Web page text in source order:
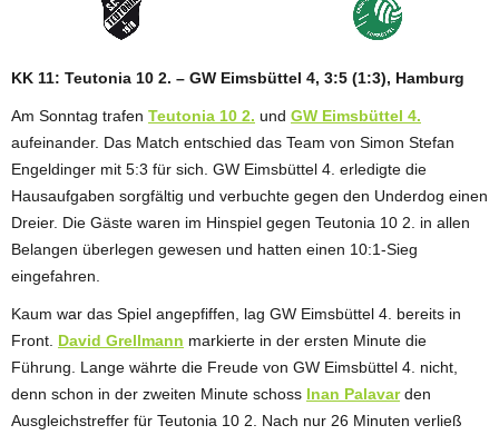
KK 11: Teutonia 10 2. – GW Eimsbüttel 4, 3:5 (1:3), Hamburg
Am Sonntag trafen Teutonia 10 2. und GW Eimsbüttel 4.
aufeinander. Das Match entschied das Team von Simon Stefan
Engeldinger mit 5:3 für sich. GW Eimsbüttel 4. erledigte die
Hausaufgaben sorgfältig und verbuchte gegen den Underdog einen
Dreier. Die Gäste waren im Hinspiel gegen Teutonia 10 2. in allen
Belangen überlegen gewesen und hatten einen 10:1-Sieg
eingefahren.
Kaum war das Spiel angepfiffen, lag GW Eimsbüttel 4. bereits in
Front. David Grellmann markierte in der ersten Minute die
Führung. Lange währte die Freude von GW Eimsbüttel 4. nicht,
denn schon in der zweiten Minute schoss Inan Palavarden
Ausgleichstreffer für Teutonia 10 2. Nach nur 26 Minuten verließ